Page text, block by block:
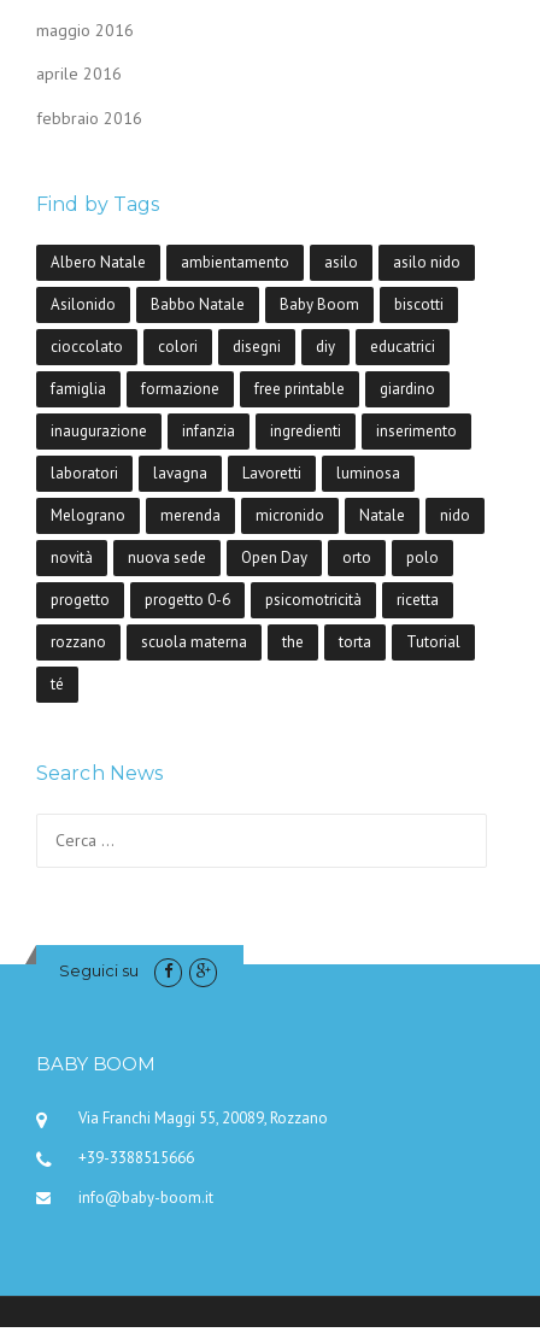
maggio 2016
aprile 2016
febbraio 2016
Find by Tags
Albero Natale ambientamento asilo asilo nido
Asilonido Babbo Natale Baby Boom biscotti
cioccolato colori disegni diy educatrici
famiglia formazione free printable giardino
inaugurazione infanzia ingredienti inserimento
laboratori lavagna Lavoretti luminosa
Melograno merenda micronido Natale nido
novità nuova sede Open Day orto polo
progetto progetto 0-6 psicomotricità ricetta
rozzano scuola materna the torta Tutorial
té
Search News
Seguici su
BABY BOOM
Via Franchi Maggi 55, 20089, Rozzano
+39-3388515666
info@baby-boom.it
Copyright @ 2018 Baby-Boom | Tutti i diritti riservati